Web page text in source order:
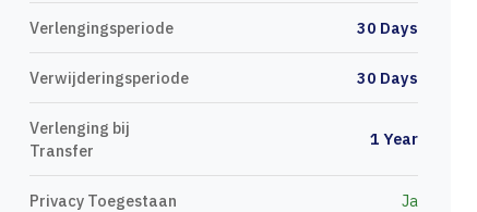
Verlengingsperiode 30 Days
Verwijderingsperiode 30 Days
Verlenging bij
Transfer
1 Year
Privacy Toegestaan Ja